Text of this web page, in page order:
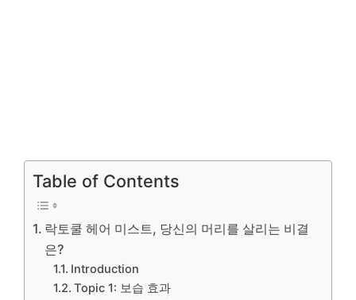
Table of Contents
락토쿨 헤어 미스트, 당신의 머리를 살리는 비결
은?
Introduction
Topic 1: 보습 효과